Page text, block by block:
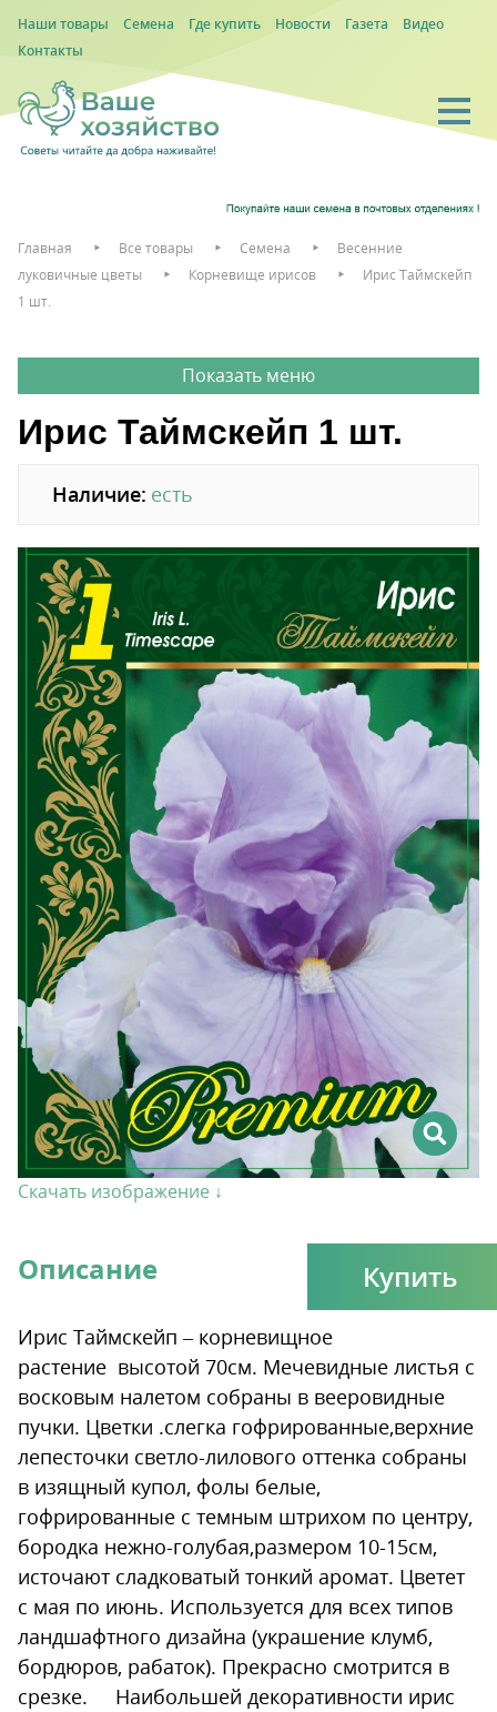
Наши товары Семена Где купить Новости Газета
Видео
Контакты
Главная Все товары Семена
Весенние
луковичные цветы
Корневище ирисов
Ирис Таймскейп
1 шт.
Ирис Таймскейп 1 шт.
Наличие: есть
Скачать изображение ↓
Купить
Описание
Ирис Таймскейп – корневищное
растение высотой 70см. Мечевидные листья с
восковым налетом собраны в вееровидные
пучки. Цветки .слегка гофрированные,верхние
лепесточки светло-лилового оттенка собраны
в изящный купол, фолы белые,
гофрированные с темным штрихом по центру,
бородка нежно-голубая,размером 10-15см,
источают сладковатый тонкий аромат. Цветет
с мая по июнь. Используется для всех типов
ландшафтного дизайна (украшение клумб,
бордюров, рабаток). Прекрасно смотрится в
срезке. Наибольшей декоративности ирис